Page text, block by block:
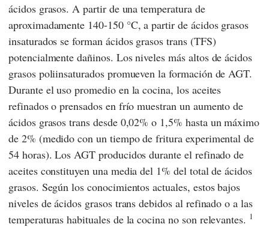
ácidos grasos. A partir de una temperatura de
aproximadamente 140-150 °C, a partir de ácidos grasos
insaturados se forman ácidos grasos trans (TFS)
potencialmente dañinos. Los niveles más altos de ácidos
grasos poliinsaturados promueven la formación de AGT.
Durante el uso promedio en la cocina, los aceites
refinados o prensados en frío muestran un aumento de
ácidos grasos trans desde 0,02% o 1,5% hasta un máximo
de 2% (medido con un tiempo de fritura experimental de
54 horas). Los AGT producidos durante el refinado de
aceites constituyen una media del 1% del total de ácidos
grasos. Según los conocimientos actuales, estos bajos
niveles de ácidos grasos trans debidos al refinado o a las
temperaturas habituales de la cocina no son relevantes. 1